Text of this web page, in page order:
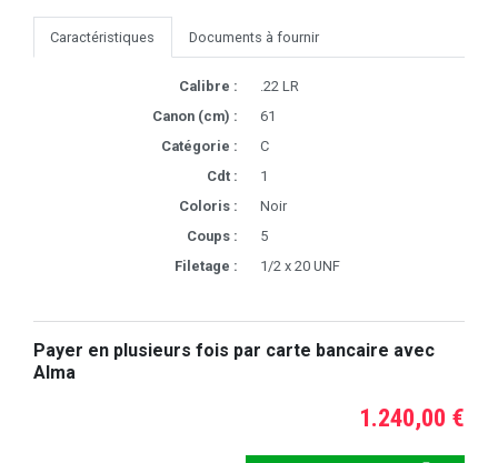
Caractéristiques Documents à fournir
Calibre :
.22 LR
Canon (cm) :
61
Catégorie :
C
Cdt :
1
Coloris :
Noir
Coups :
5
Filetage :
1/2 x 20 UNF
Payer en plusieurs fois par carte bancaire avec
Alma
1.240,00 €